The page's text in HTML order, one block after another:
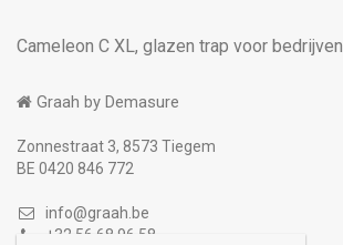
Cameleon C XL, glazen trap voor bedrijven
Graah by Demasure
Zonnestraat 3, 8573 Tiegem
BE 0420 846 772
info@graah.be
+32 56 68 96 58